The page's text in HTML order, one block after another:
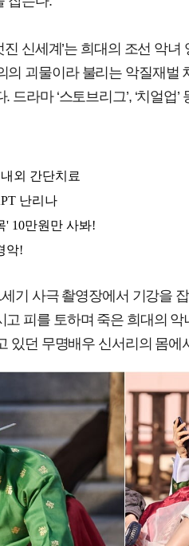
신세계’는 희대의 조선 악녀
의 괴물이라 불리는 악질재벌
라마 ‘스토브리그’, ‘치얼업
기 사극 촬영장에서 기강을
피를 토하며 죽은 희대의 악
있던 무명배우 신서리의 몸에